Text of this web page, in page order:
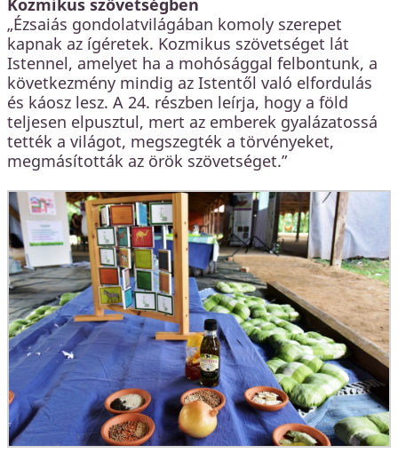
„Ézsaiás gondolatvilágában komoly szerepet
kapnak az ígéretek. Kozmikus szövetséget lát
Istennel, amelyet ha a mohósággal felbontunk, a
következmény mindig az Istentől való elfordulás
és káosz lesz. A 24. részben leírja, hogy a föld
teljesen elpusztul, mert az emberek gyalázatossá
tették a világot, megszegték a törvényeket,
megmásították az örök szövetséget.”